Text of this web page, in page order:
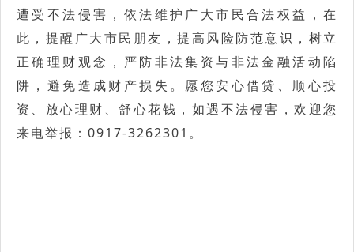
遭受不法侵害，依法维护广大市民合法权益，在
此，提醒广大市民朋友，提高风险防范意识，树立
正确理财观念，严防非法集资与非法金融活动陷
阱，避免造成财产损失。愿您安心借贷、顺心投
资、放心理财、舒心花钱，如遇不法侵害，欢迎您
来电举报：0917-3262301。